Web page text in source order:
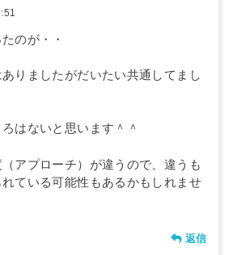
のが・・
りましたがだいたい共通してまし
はないと思います＾＾
アプローチ）が違うので、違うも
ている可能性もあるかもしれませ
返信